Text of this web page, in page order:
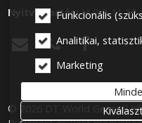
Nyitva tartás:H-P 8-11 12-
 
© 2026 DT World Generál
Funkcionális
Analitikai,
Marketing